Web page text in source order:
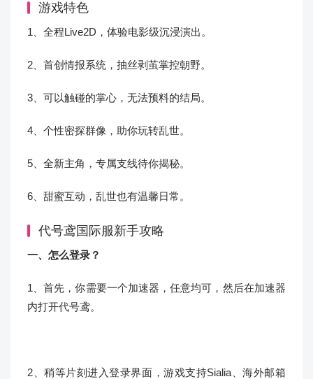
游戏特色
1、全程Live2D，体验电影级沉浸演出。
2、首创情报系统，抽丝剥茧掌控朝野。
3、可以触碰的掌心，无法预料的结局。
4、个性密探群像，助你玩转乱世。
5、全新主角，专属支线待你揭秘。
6、甜蜜互动，乱世也有温馨日常。
代号鸢国际服新手攻略
一、怎么登录？
1、首先，你需要一个加速器，任意均可，然后在加速器
内打开代号鸢。
2、稍等片刻进入登录界面，游戏支持Sialia、海外邮箱